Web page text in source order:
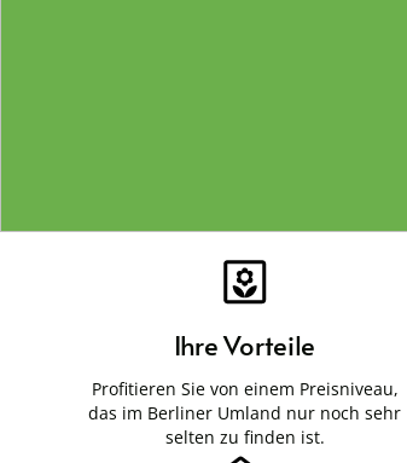
Ihre Vorteile
Profitieren Sie von einem Preisniveau,
das im Berliner Umland nur noch sehr
selten zu finden ist.